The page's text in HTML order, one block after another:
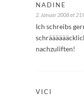
NADINE
2. Januar 2008 at
Ich schreibs
nachzuliften!
VICI